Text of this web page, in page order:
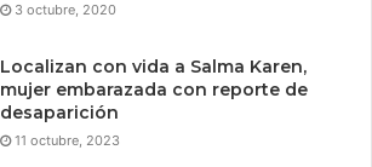
3 octubre, 2020
Localizan con vida a Salma Karen,
mujer embarazada con reporte de
desaparición
11 octubre, 2023